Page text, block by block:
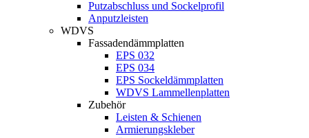
Putzabschluss und Sockelprofil
Anputzleisten
WDVS
Fassadendämmplatten
EPS 032
EPS 034
EPS Sockeldämmplatten
WDVS Lammellenplatten
Zubehör
Leisten & Schienen
Armierungskleber